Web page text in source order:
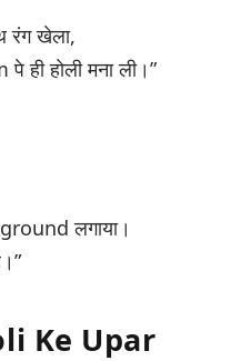
रंग खेला,
होली मना ली।”
लगाया।
Ke Upar